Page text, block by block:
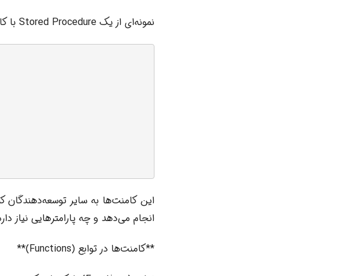
نمونه‌ای از یک Stored Procedure با کامنت‌ها:
این کامنت‌ها به سایر
انجام می‌دهد و چه پارامترهایی نیاز
**کامنت‌ها در توابع (Functions)**